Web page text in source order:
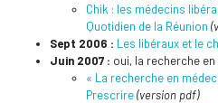
Chik : les médecins
Quotidien de la Réunion
Sept 2006 : Les libéraux et le
Juin 2007 : oui, la recherche
« La recherche en
Prescrire(version pdf)